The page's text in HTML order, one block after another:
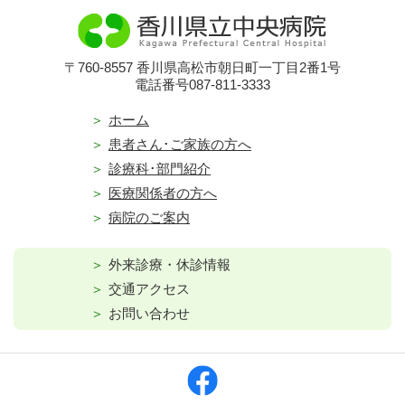
〒760-8557 香川県高松市朝日町一丁目2番1号
電話番号087-811-3333
ホーム
患者さん･ご家族の方へ
診療科･部門紹介
医療関係者の方へ
病院のご案内
外来診療・休診情報
交通アクセス
お問い合わせ